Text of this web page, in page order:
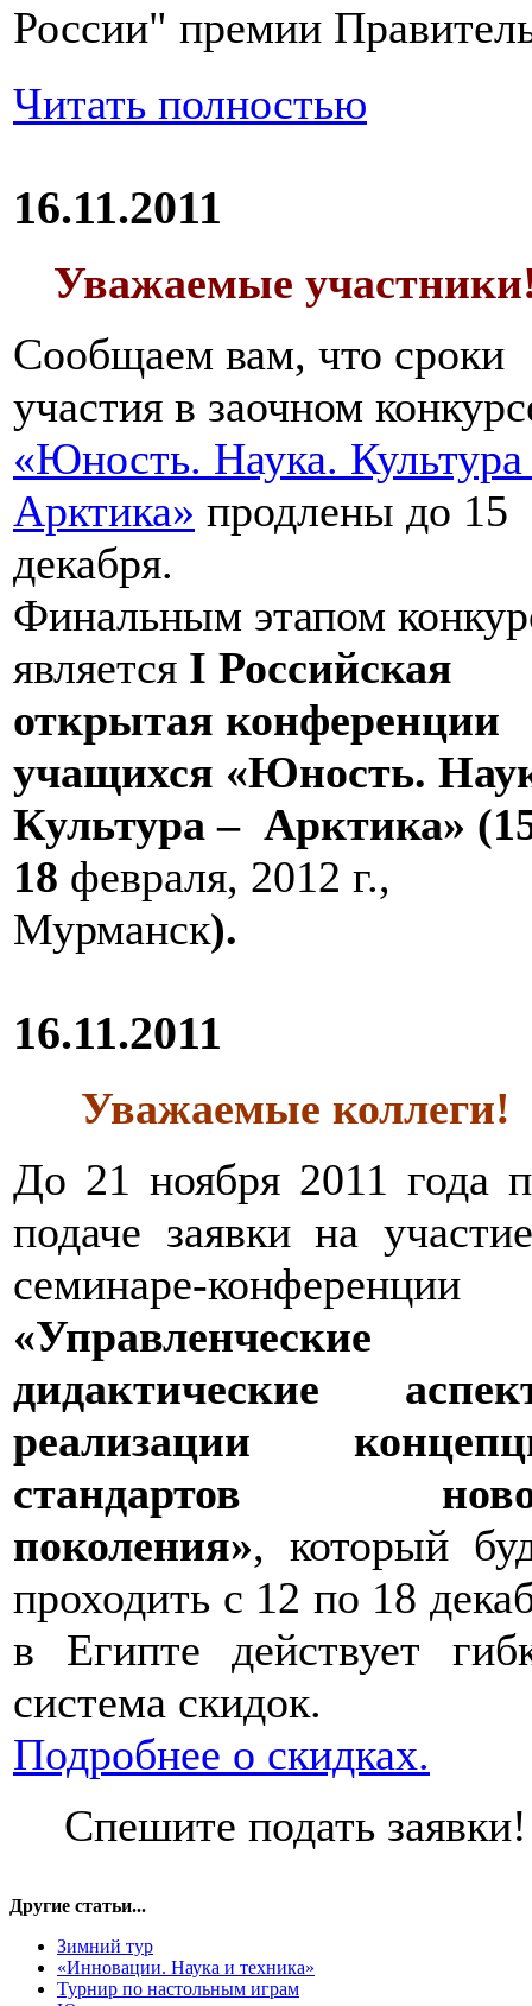
России" премии
Читать полностью
16.11.2011
Уважаемые
Сообщаем вам, что сроки
участия в заочном
«Юность. Наука.
Арктика» продлены до 15
декабря.
Финальным этапом
является I Российская
открытая конференции
учащихся «Юность.
Культура – Арктика» (
18 февраля, 2012 г.,
Мурманск).
16.11.2011
Уважаемые коллеги!
До 21 ноября 2011 года
подаче заявки на
семинаре-конференции
дидактические
реализации
стандартов
поколения», который
проходить с 12 по 18
в Египте действует
система скидок.
Подробнее о скидках.
Спешите подать заявки!
Другие статьи...
Зимний тур
«Инновации. Наука и техника»
Турнир по настольным играм